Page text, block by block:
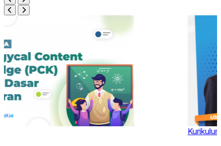
Kurikulum Merdeka : Mengembangkan TP dan ATP yang